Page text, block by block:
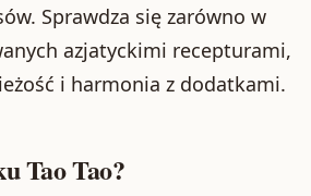
Sprawdza się zarówno w
azjatyckimi recepturami,
i harmonia z dodatkami.
Tao Tao?